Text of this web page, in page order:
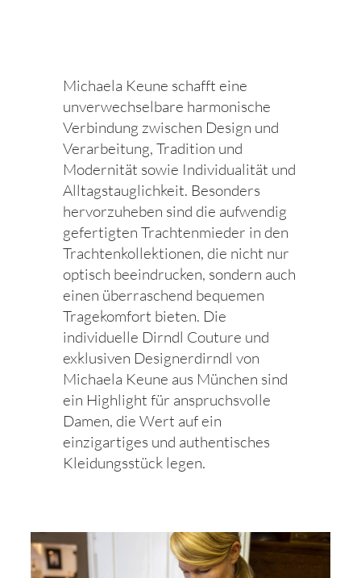
Michaela Keune schafft eine
unverwechselbare harmonische
Verbindung zwischen Design und
Verarbeitung, Tradition und
Modernität sowie Individualität und
Alltagstauglichkeit. Besonders
hervorzuheben sind die aufwendig
gefertigten Trachtenmieder in den
Trachtenkollektionen, die nicht nur
optisch beeindrucken, sondern auch
einen überraschend bequemen
Tragekomfort bieten. Die
individuelle Dirndl Couture und
exklusiven Designerdirndl von
Michaela Keune aus München sind
ein Highlight für anspruchsvolle
Damen, die Wert auf ein
einzigartiges und authentisches
Kleidungsstück legen.